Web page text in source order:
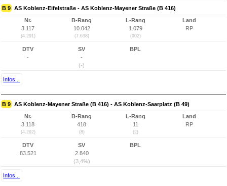
B 9 AS Koblenz-Eifelstraße - AS Koblenz-Mayener Straße (B 416)
Nr.
3.117
(4.291)
B-Rang
10.042
(7.638)
L-Rang
1.079
(902)
Land
RP
DTV
-
SV
-
(-)
BPL
Infos...
B 9 AS Koblenz-Mayener Straße (B 416) - AS Koblenz-Saarplatz (B 49)
Nr.
3.118
(4.292)
B-Rang
418
(8)
L-Rang
11
(2)
Land
RP
DTV
83.521
SV
2.840
(3,4%)
BPL
Infos...